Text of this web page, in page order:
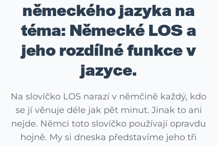
německého jazyka na
téma: Německé LOS a
jeho rozdílné funkce v
jazyce.
Na slovíčko LOS narazí v němčině každý, kdo
se jí věnuje déle jak pět minut. Jinak to ani
nejde. Němci toto slovíčko používají opravdu
hojně. My si dneska představíme jeho tři